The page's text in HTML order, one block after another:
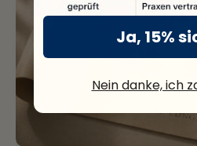
Ja, 15%
Nein danke, ich